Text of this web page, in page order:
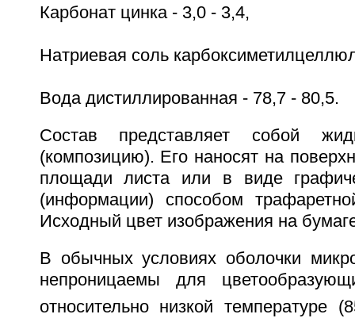
Карбонат цинка - 3,0 - 3,4,
Натриевая соль
Вода дистиллированная - 78,7 - 80,5.
Состав представляет собой
(композицию). Его наносят на
площади листа или в виде
(информации) способом
Исходный цвет изображения на
В обычных условиях оболочки
непроницаемы для
относительно низкой температуре